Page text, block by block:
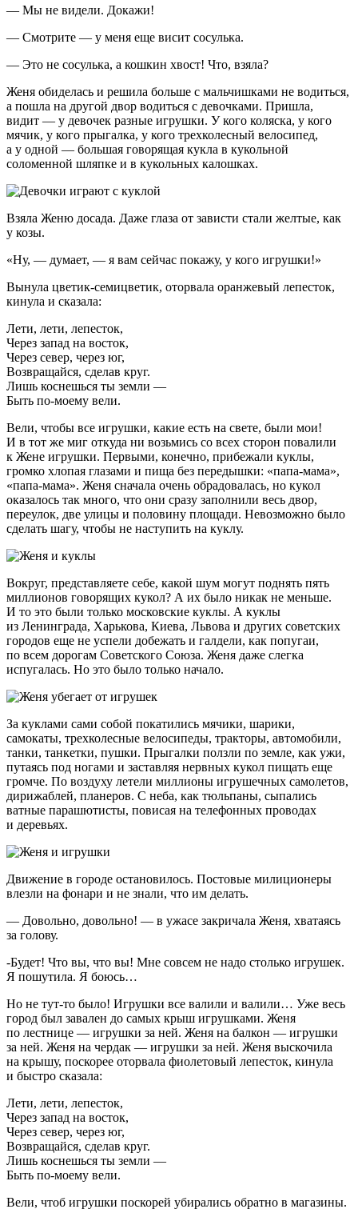
— Мы не видели. Докажи!
— Смотрите — у меня еще висит сосулька.
— Это не сосулька, а кошкин хвост! Что, взяла?
Женя обиделась и решила больше с мальчишками не водиться,
а пошла на другой двор водиться с девочками. Пришла,
видит — у девочек разные игрушки. У кого коляска, у кого
мячик, у кого прыгалка, у кого трехколесный велосипед,
а у одной — большая говорящая кукла в кукольной
соломенной шляпке и в кукольных калошках.
Взяла Женю досада. Даже глаза от зависти стали желтые, как
у козы.
«Ну, — думает, — я вам сейчас покажу, у кого игрушки!»
Вынула цветик-семицветик, оторвала оранжевый лепесток,
кинула и сказала:
Лети, лети, лепесток,
Через запад на восток,
Через север, через юг,
Возвращайся, сделав круг.
Лишь коснешься ты земли —
Быть по-моему вели.
Вели, чтобы все игрушки, какие есть на свете, были мои!
И в тот же миг откуда ни возьмись со всех сторон повалили
к Жене игрушки. Первыми, конечно, прибежали куклы,
громко хлопая глазами и пища без передышки: «папа-мама»,
«папа-мама». Женя сначала очень обрадовалась, но кукол
оказалось так много, что они сразу заполнили весь двор,
переулок, две улицы и половину площади. Невозможно было
сделать шагу, чтобы не наступить на куклу.
Вокруг, представляете себе, какой шум могут поднять пять
миллионов говорящих кукол? А их было никак не меньше.
И то это были только московские куклы. А куклы
из Ленинграда, Харькова, Киева, Львова и других советских
городов еще не успели добежать и галдели, как попугаи,
по всем дорогам Советского Союза. Женя даже слегка
испугалась. Но это было только начало.
За куклами сами собой покатились мячики, шарики,
самокаты, трехколесные велосипеды, тракторы, автомобили,
танки, танкетки, пушки. Прыгалки ползли по земле, как ужи,
путаясь под ногами и заставляя нервных кукол пищать еще
громче. По воздуху летели миллионы игрушечных самолетов,
дирижаблей, планеров. С неба, как тюльпаны, сыпались
ватные парашютисты, повисая на телефонных проводах
и деревьях.
Движение в городе остановилось. Постовые милиционеры
влезли на фонари и не знали, что им делать.
— Довольно, довольно! — в ужасе закричала Женя, хватаясь
за голову.
-Будет! Что вы, что вы! Мне совсем не надо столько игрушек.
Я пошутила. Я боюсь…
Но не тут-то было! Игрушки все валили и валили… Уже весь
город был завален до самых крыш игрушками. Женя
по лестнице — игрушки за ней. Женя на балкон — игрушки
за ней. Женя на чердак — игрушки за ней. Женя выскочила
на крышу, поскорее оторвала фиолетовый лепесток, кинула
и быстро сказала:
Лети, лети, лепесток,
Через запад на восток,
Через север, через юг,
Возвращайся, сделав круг.
Лишь коснешься ты земли —
Быть по-моему вели.
Вели, чтоб игрушки поскорей убирались обратно в магазины.